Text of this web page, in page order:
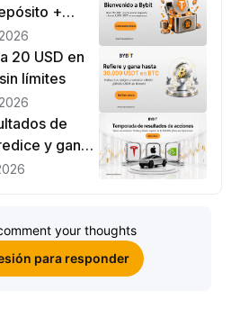
+
20 USD en
límites
de
y gana
your thoughts
para responder